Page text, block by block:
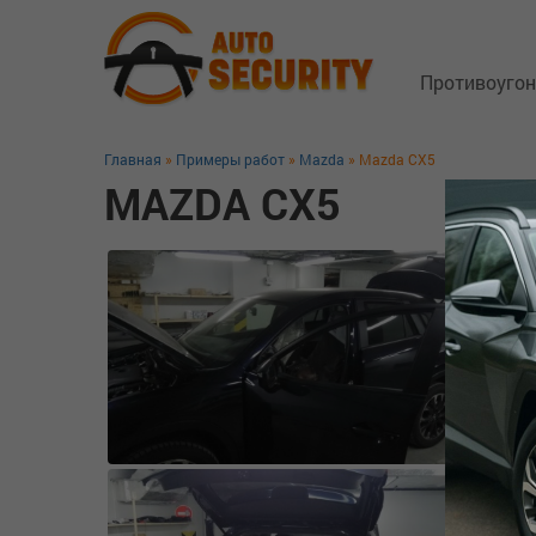
Замки
GSM
Технология
Защита от
Главная » Примеры работ » Mazda » Mazda CX5
MAZDA CX5